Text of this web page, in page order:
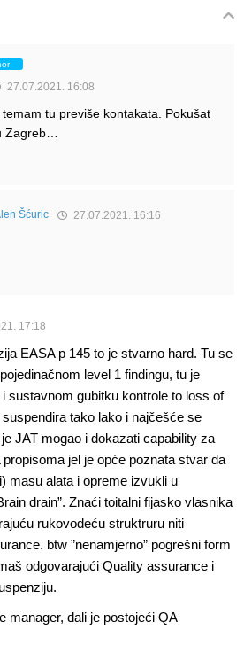
27.07.2021. 16:08
tu previše kontakata. Pokušat
Zagreb…
Šćuric 27.07.2021. 16:16
17:18
EASA p 145 to je stvarno hard. Tu se
level 1 findingu, tu je
sustavnom gubitku kontrole to loss of
tako lako i najčešće se
JAT mogao i dokazati capability za
jel je opće poznata stvar da
masu alata i opreme izvukli u
drain”. Znaći toitalni fijasko vlasnika
rukovodeću struktruru niti
btw ”nenamjerno” pogrešni form
odgovarajući Quality assurance i
manager, dali je postojeći QA